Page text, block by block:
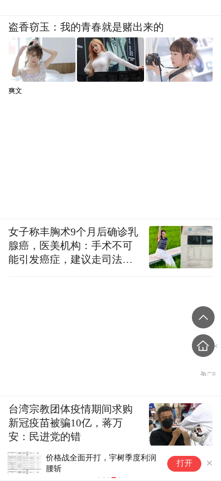
价格战全面开打，宇树季度利润
腰斩
打开
盗香窃玉：我的青春就是赌出来的
爽文
女子称丰胸术9个月后确诊乳
腺癌，医美机构：手术不可
能引发癌症，建议走司法途
台湾宗教团体疫情期间求购
新冠疫苗被骗10亿，蒋万
安：民进党的错